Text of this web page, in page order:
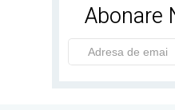
Abonare